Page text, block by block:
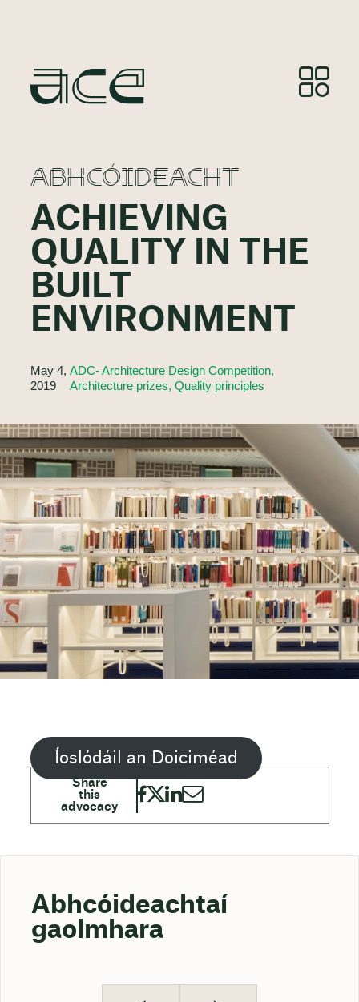
ABHCÓIDEACHT
ACHIEVING
QUALITY IN THE
BUILT
ENVIRONMENT
May 4,
2019
ADC- Architecture Design Competition,
Architecture prizes, Quality principles
Íoslódáil an Doiciméad
Abhcóideachtaí
gaolmhara